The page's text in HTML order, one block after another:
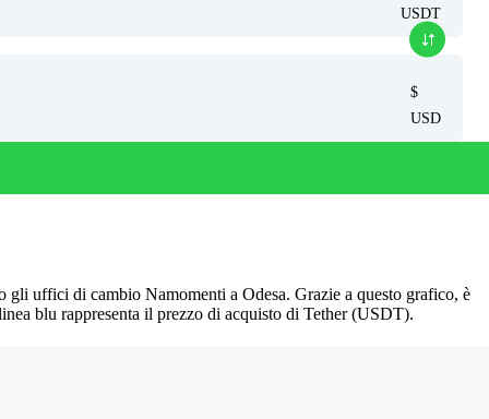
USDT
$
USD
uffici di cambio Namomenti a Odesa. Grazie a questo grafico, è
blu rappresenta il prezzo di acquisto di Tether (USDT).